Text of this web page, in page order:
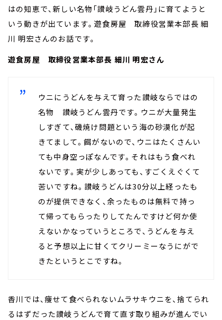
はの知恵で、新しい名物 「讃岐うどん雲丹」 に育てようと
いう動きが出ています。遊食房屋 取締役営業本部長 細
川 明宏さんのお話です。
遊食房屋 取締役営業本部長 細川 明宏さん
ウニにうどんを与えて育った讃岐ならではの
名物 讃岐うどん雲丹です。ウニが大量発生
しすぎて、磯焼け問題という海の砂漠化が起
きてまして。餌がないので、ウニはたくさんい
ても中身空っぽなんです。それはもう食べれ
ないです。実が少しあっても、すごくえぐくて
苦いですね。讃岐うどんは30分以上経ったも
のが提供できなく、余ったものは無料で持っ
て帰ってもらったりしてたんですけど何か使
えないかなっていうところで、うどんを与え
ると予想以上に甘くてクリーミーなうにがで
きたというとこですね。
香川では、痩せて食べられないムラサキウニを、捨てられ
るはずだった讃岐うどんで育て直す取り組みが進んでい